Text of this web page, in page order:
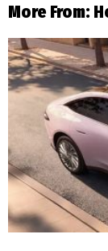
More From: